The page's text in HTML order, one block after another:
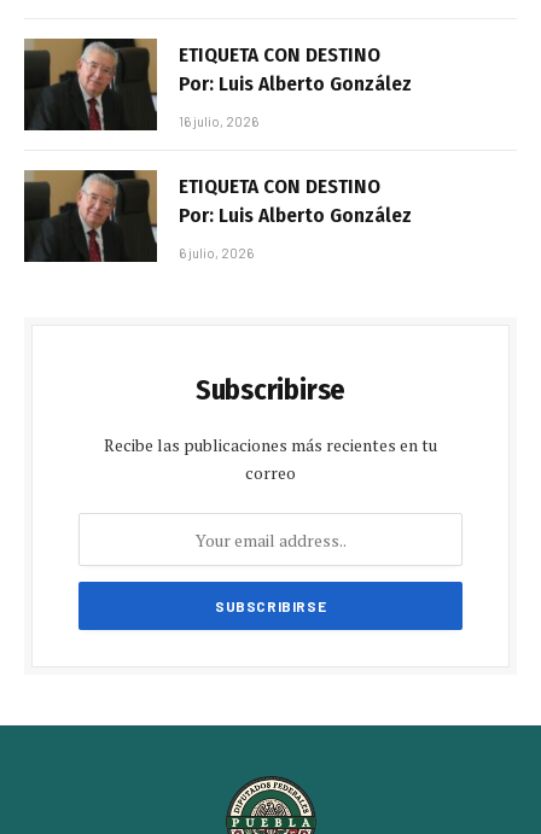
ETIQUETA CON DESTINO
Por: Luis Alberto González
16 julio, 2026
ETIQUETA CON DESTINO
Por: Luis Alberto González
6 julio, 2026
Subscribirse
Recibe las publicaciones más recientes en tu
correo